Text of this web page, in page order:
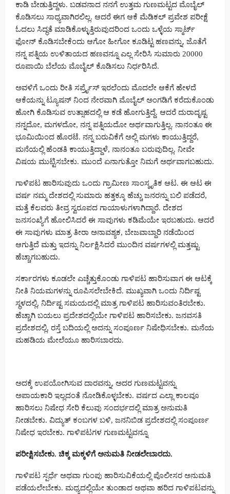
ಕಾಡಿ ಬೇಡುತ್ತಿದ್ದಳು. ಬಡವನಾದ ನನಗೆ ಉತ್ತಮ ಗುಣಮಟ್ಟದ ಮೊಬೈಲ್
ಕೊಡಿಸಲು ಸಾಧ್ಯವಾಗಿರಲಿಲ್ಲ. ಆದರೆ ಈಗ ಆಕೆ ಮೆಡಿಕಲ್ ಪ್ರವೇಶ ಪರೀಕ್ಷೆ
ಓದಲು ಸಿದ್ಧತೆ ಮಾಡಿಕೊಳ್ಳುತ್ತಿರುವುದರಿಂದ ಒಂದು ಒಳ್ಳೆಯ ಸ್ಮಾರ್ಟ್
ಫೋನ್ ಕೊಡಿಸಬೇಕೆಂದು ಆಗೋ ಹೀಗೋ ಕೂಡಿಟ್ಟ ಹಣವನ್ನು, ಜೊತೆಗೆ
ನನ್ನ ಪತ್ನಿಯ ಉಳಿತಾಯದ ಹಣವನ್ನೂ ಎಲ್ಲ ಸೇರಿಸಿ ಸುಮಾರು 20000
ರೂಪಾಯಿ ಬೆಲೆಯ ಮೊಬೈಲ್ ಕೊಡಿಸಲು ನಿರ್ಧರಿಸಿದೆ.
ಅವಳಿಗೆ ಒಂದು ರೀತಿ ಸರ್ಪ್ರೈಸ್ ಇರಲೆಂದು ಮೊದಲೇ ಆಕೆಗೆ ಹೇಳದೆ
ಆಕೆಯನ್ನು ಟ್ಯೂಷನ್ ನಿಂದ ನೇರವಾಗಿ ಮೊಬೈಲ್ ಅಂಗಡಿಗೆ ಕರೆದುಕೊಂಡು
ಹೋಗಿ ಕೊಡಿಸುವ ಉತ್ಸಾಹದಲ್ಲಿ ಆ ಕಡೆ ಹೋಗುತ್ತಿದ್ದೆ. ಆದರೆ ದುರಾದೃಷ್ಟ
ನನ್ನದೋ, ಮಗಳದೋ, ನನ್ನ ಪತ್ನಿಯದೋ ಅರ್ಥವಾಗುತ್ತಿಲ್ಲ. ನಾನಂತೂ ಈ
ಭೂಮಿಯಿಂದ ಹೊರಟೆ. ನನ್ನ ಬರುವಿಕೆಗೆ ಅಲ್ಲಿ ಮಗಳು ಕಾಯುತ್ತಿದ್ದರೆ,
ಮನೆಯಲ್ಲಿ ಹೆಂಡತಿ ಕಾಯುತ್ತಿದ್ದಾಳೆ, ನಾನಂತೂ ಬರುವುದಿಲ್ಲ. ನೀವೇ
ವಿಷಯ ಮುಟ್ಟಿಸಬೇಕು. ಮುಂದೆ ಏನಾಗುತ್ತೋ ನಿಮಗೆ ಅರ್ಥವಾಗಬಹುದು.
ಗಾಳಿಪಟ ಹಾರಿಸುವುದು ಒಂದು ಗ್ರಾಮೀಣ ಸಾಂಸ್ಕೃತಿಕ ಆಟ. ಈ ಆಟ ಈ
ವರ್ಷ ನಮ್ಮ ದೇಶದಲ್ಲಿ ಸುಮಾರು ಹತ್ತಕ್ಕೂ ಹೆಚ್ಚು ಜನರನ್ನು ಬಲಿ ಪಡೆದರೆ,
ಮತ್ತೆ ಕೆಲವರು ತೀವ್ರ ಸ್ವರೂಪದ ಗಾಯಾಳುಗಳಾಗಿದ್ದಾರೆ. ದೇಶದ
ಜನಸಂಖ್ಯೆಗೆ ಹೋಲಿಸಿದರೆ ಈ ಸಾವುಗಳು ಕಡಿಮೆಯೇ ಇರಬಹುದು. ಆದರೆ
ಈ ಸಾವುಗಳು ಮಾತ್ರ ತೀರಾ ಅನಾವಶ್ಯಕ, ಬೇಜವಾಬ್ದಾರಿ ನಡೆಯಿಂದ
ಆಗುತ್ತಿದೆ ಮತ್ತು ಇದನ್ನು ನಿರ್ಲಕ್ಷಿಸಿದರೆ ಮುಂದಿನ ವರ್ಷಗಳಲ್ಲಿ ಮತ್ತಷ್ಟು
ಹೆಚ್ಚಾಗಬಹುದು.
ಸರ್ಕಾರಗಳು ಕೂಡಲೇ ಎಚ್ಚೆತ್ತುಕೊಂಡು ಗಾಳಿಪಟ ಹಾರಿಸುವಾಗ ಈ ಆಟಕ್ಕೆ
ನೀತಿ ನಿಯಮಗಳನ್ನು ರೂಪಿಸಲೇಬೇಕಿದೆ. ಮುಖ್ಯವಾಗಿ ಒಂದು ನಿರ್ದಿಷ್ಟ
ಸ್ಥಳದಲ್ಲಿ, ನಿರ್ದಿಷ್ಟ ಸಮಯದಲ್ಲಿ ಮಾತ್ರ ಗಾಳಿಪಟ ಹಾರಿಸುವಂತಿರಬೇಕು.
ಹೆಚ್ಚಾಗಿ ಬಯಲು ಪ್ರದೇಶದಲ್ಲಿಯೇ ಗಾಳಿಪಟ ಹಾರಿಸಬೇಕು. ಜನವಸತಿ
ಪ್ರದೇಶದಲ್ಲಿ, ರಸ್ತೆ ಬದಿಯಲ್ಲಿ ಅದನ್ನು ಸಂಪೂರ್ಣ ನಿಷೇಧಿಸಬೇಕು. ಮನೆಯ
ಮಹಡಿಯ ಮೇಲೆಯೂ ಹಾರಿಸಬಾರದು.
ಅದಕ್ಕೆ ಉಪಯೋಗಿಸುವ ದಾರವನ್ನು, ಅದರ ಗುಣಮಟ್ಟವನ್ನು
ಅಪಾಯಕಾರಿ ಇಲ್ಲದಂತೆ ನೋಡಿಕೊಳ್ಳಬೇಕು. ವರ್ಷದ ಎಲ್ಲಾ ಕಾಲವೂ
ಹಾರಿಸಲು ನಿಷೇಧ ಸೇರಿ ಕೆಲುವು ಸಂದರ್ಭದಲ್ಲಿ ಮಾತ್ರ ಅನುಮತಿ
ನೀಡಬೇಕು. ವಿದ್ಯುತ್ ಕಂಬಗಳ ಬಳಿ, ಜನನಿಬಿಡ ಪ್ರದೇಶದಲ್ಲಿ ಸಂಪೂರ್ಣ
ನಿಷೇಧ ಇರಬೇಕು. ಗಾಳಿಪಟಗಳ ಗುಣಮಟ್ಟವನ್ನೂ
ಪರೀಕ್ಷಿಸಬೇಕು. ಚಿಕ್ಕ ಮಕ್ಕಳಿಗೆ ಅನುಮತಿ ನೀಡಲೇಬಾರದು.
ಗಾಳಿಪಟ ಸ್ಪರ್ಧೆ ಅಥವಾ ಗುಂಪು ಹಾರಿಸುವಿಕೆಯಲ್ಲಿ ಪೊಲೀಸರ ಅನುಮತಿ
ಪಡೆಯಲೇಬೇಕು. ಮಧ್ಯದಲ್ಲಿಯೇ ತುಂಡಾದ ಅಥವಾ ಹರಿದ ಗಾಳಿಪಟವನ್ನು